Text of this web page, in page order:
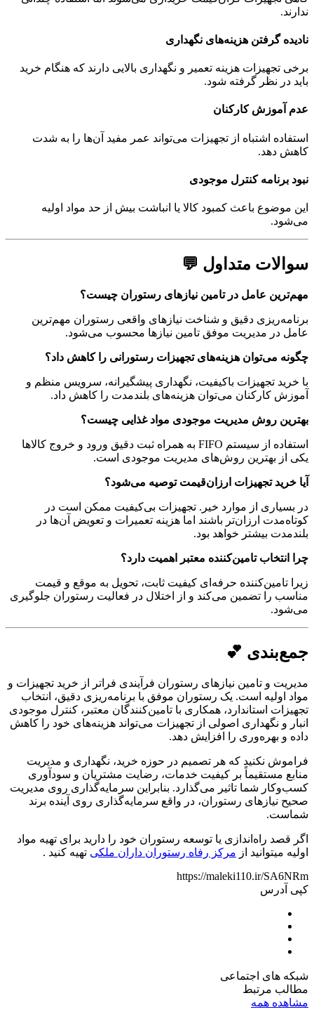
ندارند.
نادیده گرفتن هزینه‌های نگهداری
برخی تجهیزات هزینه تعمیر و نگهداری بالایی دارند که هنگام خرید
باید در نظر گرفته شود.
عدم آموزش کارکنان
استفاده اشتباه از تجهیزات می‌تواند عمر مفید آن‌ها را به شدت
کاهش دهد.
نبود برنامه کنترل موجودی
این موضوع باعث کمبود کالا یا انباشت بیش از حد مواد اولیه
می‌شود.
سوالات متداول 💬
مهم‌ترین عامل در تامین نیازهای رستوران چیست؟
برنامه‌ریزی دقیق و شناخت نیازهای واقعی رستوران مهم‌ترین
عامل در مدیریت موفق تامین نیازها محسوب می‌شود.
چگونه می‌توان هزینه‌های تجهیزات رستورانی را کاهش داد؟
با خرید تجهیزات باکیفیت، نگهداری پیشگیرانه، سرویس منظم و
آموزش کارکنان می‌توان هزینه‌های بلندمدت را کاهش داد.
بهترین روش مدیریت موجودی مواد غذایی چیست؟
استفاده از سیستم FIFO به همراه ثبت دقیق ورود و خروج کالاها
یکی از بهترین روش‌های مدیریت موجودی است.
آیا خرید تجهیزات ارزان‌قیمت توصیه می‌شود؟
در بسیاری از موارد خیر. تجهیزات بی‌کیفیت ممکن است در
کوتاه‌مدت ارزان‌تر باشند اما هزینه تعمیرات و تعویض آن‌ها در
بلندمدت بیشتر خواهد بود.
چرا انتخاب تامین‌کننده معتبر اهمیت دارد؟
زیرا تامین‌کننده حرفه‌ای کیفیت ثابت، تحویل به موقع و قیمت
مناسب را تضمین می‌کند و از اختلال در فعالیت رستوران جلوگیری
می‌شود.
جمع‌بندی 💕
مدیریت و تامین نیازهای رستوران فرآیندی فراتر از خرید تجهیزات و
مواد اولیه است. یک رستوران موفق با برنامه‌ریزی دقیق، انتخاب
تجهیزات استاندارد، همکاری با تامین‌کنندگان معتبر، کنترل موجودی
انبار و نگهداری اصولی از تجهیزات می‌تواند هزینه‌های خود را کاهش
داده و بهره‌وری را افزایش دهد.
فراموش نکنید که هر تصمیم در حوزه خرید، نگهداری و مدیریت
منابع مستقیماً بر کیفیت خدمات، رضایت مشتریان و سودآوری
کسب‌وکار شما تاثیر می‌گذارد. بنابراین سرمایه‌گذاری روی مدیریت
صحیح نیازهای رستوران، در واقع سرمایه‌گذاری روی آینده برند
شماست.
اگر قصد راه‌اندازی یا توسعه رستوران خود را دارید برای تهیه مواد
اولیه میتوانید از مرکز رفاه رستوران داران ملکی تهیه کنید .
https://maleki110.ir/SA6NRm
کپی آدرس
شبکه های اجتماعی
مطالب مرتبط
مشاهده همه